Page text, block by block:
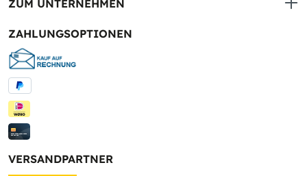
ZUM UNTERNEHMEN
ZAHLUNGSOPTIONEN
VERSANDPARTNER